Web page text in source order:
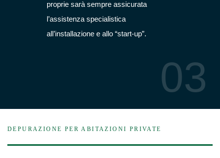
proprie sarà sempre assicurata
l’assistenza specialistica
all’installazione e allo “start-up”.
03
DEPURAZIONE PER ABITAZIONI PRIVATE